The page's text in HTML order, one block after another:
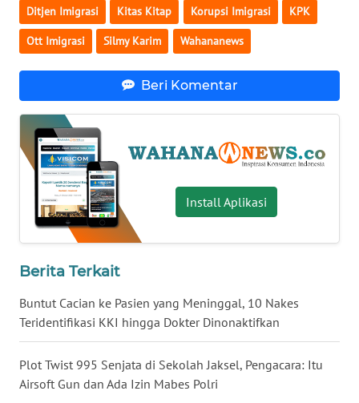
Ditjen Imigrasi Kitas Kitap Korupsi Imigrasi KPK
Ott Imigrasi Silmy Karim Wahananews
Beri Komentar
Install Aplikasi
Berita Terkait
Buntut Cacian ke Pasien yang Meninggal, 10 Nakes
Teridentifikasi KKI hingga Dokter Dinonaktifkan
Plot Twist 995 Senjata di Sekolah Jaksel, Pengacara: Itu
Airsoft Gun dan Ada Izin Mabes Polri
WN
SULBAR
WN
WN
SUMBAR
WN
SUMSEL
WN
BENGKULU
WN
LAMPUNG
WN
JATENG